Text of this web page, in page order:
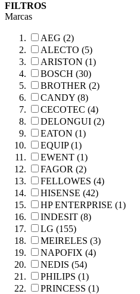
FILTROS
Marcas
AEG (2)
ALECTO (5)
ARISTON (1)
BOSCH (30)
BROTHER (2)
CANDY (8)
CECOTEC (4)
DELONGUI (2)
EATON (1)
EQUIP (1)
EWENT (1)
FAGOR (2)
FELLOWES (4)
HISENSE (42)
HP ENTERPRISE (1)
INDESIT (8)
LG (155)
MEIRELES (3)
NAPOFIX (4)
NEDIS (54)
PHILIPS (1)
PRINCESS (1)